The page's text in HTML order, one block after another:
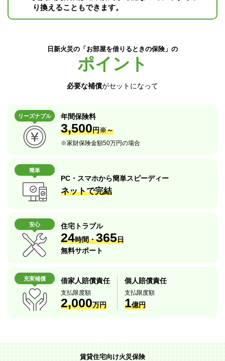
り換えることもできます。
日新火災の「お部屋を借りるときの保険」の
ポイント
必要な補償がセットになって
リーズナブル 年間保険料
3,500円※～
※家財保険金額50万円の場合
簡単
PC・スマホから簡単スピーディー
ネットで完結
安心 住宅トラブル
24時間・365日
無料サポート
充実補償 借家人賠償責任
支払限度額
2,000万円
個人賠償責任
支払限度額
1億円
賃貸住宅向け火災保険